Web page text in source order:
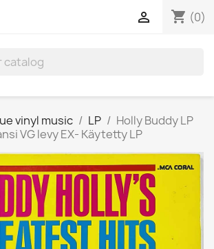
shopping_cart (0)

vinyl music LP
Holly Buddy LP
VG levy EX- Käytetty LP